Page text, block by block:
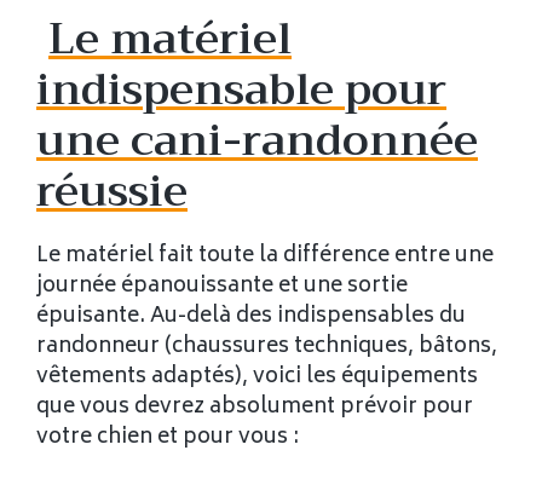
Le matériel
indispensable pour
une cani-randonnée
réussie
Le matériel fait toute la différence entre une
journée épanouissante et une sortie
épuisante. Au-delà des indispensables du
randonneur (chaussures techniques, bâtons,
vêtements adaptés), voici les équipements
que vous devrez absolument prévoir pour
votre chien et pour vous :